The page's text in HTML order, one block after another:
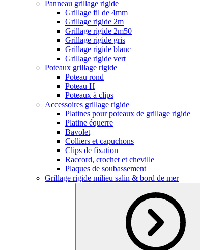
Panneau grillage rigide
Grillage fil de 4mm
Grillage rigide 2m
Grillage rigide 2m50
Grillage rigide gris
Grillage rigide blanc
Grillage rigide vert
Poteaux grillage rigide
Poteau rond
Poteau H
Poteaux à clips
Accessoires grillage rigide
Platines pour poteaux de grillage rigide
Platine équerre
Bavolet
Colliers et capuchons
Clips de fixation
Raccord, crochet et cheville
Plaques de soubassement
Grillage rigide milieu salin & bord de mer